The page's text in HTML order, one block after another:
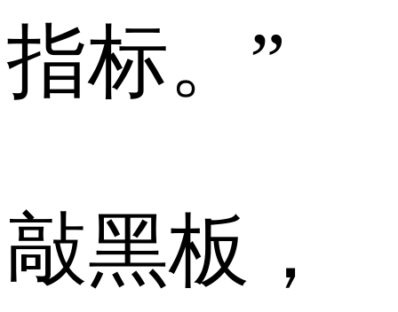
指标。”
敲黑板，